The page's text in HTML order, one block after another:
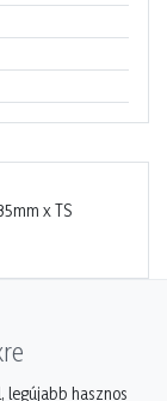
x TS
legújabb hasznos